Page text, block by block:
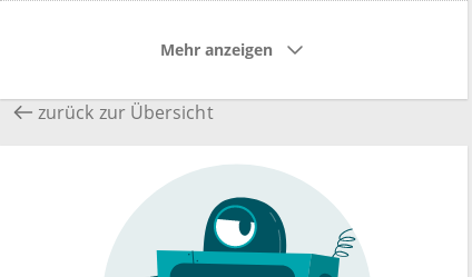
Mehr anzeigen
zurück zur Übersicht